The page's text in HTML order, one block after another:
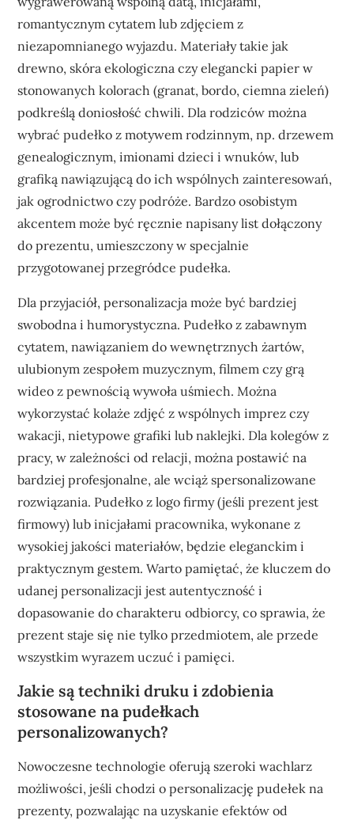
romantycznym cytatem lub zdjęciem z
niezapomnianego wyjazdu. Materiały takie jak
drewno, skóra ekologiczna czy elegancki papier w
stonowanych kolorach (granat, bordo, ciemna zieleń)
podkreślą doniosłość chwili. Dla rodziców można
wybrać pudełko z motywem rodzinnym, np. drzewem
genealogicznym, imionami dzieci i wnuków, lub
grafiką nawiązującą do ich wspólnych zainteresowań,
jak ogrodnictwo czy podróże. Bardzo osobistym
akcentem może być ręcznie napisany list dołączony
do prezentu, umieszczony w specjalnie
przygotowanej przegródce pudełka.
Dla przyjaciół, personalizacja może być bardziej
swobodna i humorystyczna. Pudełko z zabawnym
cytatem, nawiązaniem do wewnętrznych żartów,
ulubionym zespołem muzycznym, filmem czy grą
wideo z pewnością wywoła uśmiech. Można
wykorzystać kolaże zdjęć z wspólnych imprez czy
wakacji, nietypowe grafiki lub naklejki. Dla kolegów z
pracy, w zależności od relacji, można postawić na
bardziej profesjonalne, ale wciąż spersonalizowane
rozwiązania. Pudełko z logo firmy (jeśli prezent jest
firmowy) lub inicjałami pracownika, wykonane z
wysokiej jakości materiałów, będzie eleganckim i
praktycznym gestem. Warto pamiętać, że kluczem do
udanej personalizacji jest autentyczność i
dopasowanie do charakteru odbiorcy, co sprawia, że
prezent staje się nie tylko przedmiotem, ale przede
wszystkim wyrazem uczuć i pamięci.
Jakie są techniki druku i zdobienia
stosowane na pudełkach
personalizowanych?
Nowoczesne technologie oferują szeroki wachlarz
możliwości, jeśli chodzi o personalizację pudełek na
prezenty, pozwalając na uzyskanie efektów od